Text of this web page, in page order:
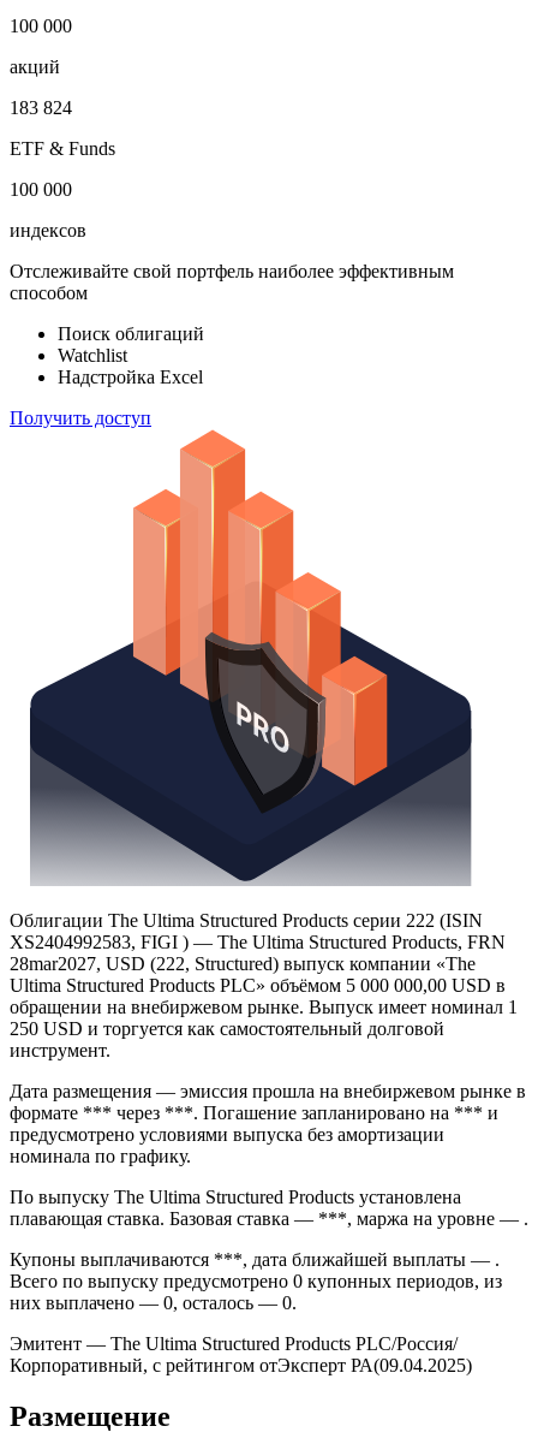
100 000
акций
183 824
ETF & Funds
100 000
индексов
Отслеживайте свой портфель наиболее эффективным
способом
Поиск облигаций
Watchlist
Надстройка Excel
Получить доступ
Облигации The Ultima Structured Products серии 222 (ISIN
XS2404992583, FIGI ) — The Ultima Structured Products, FRN
28mar2027, USD (222, Structured) выпуск компании «The
Ultima Structured Products PLC» объёмом 5 000 000,00 USD в
обращении на внебиржевом рынке. Выпуск имеет номинал 1
250 USD и торгуется как самостоятельный долговой
инструмент.
Дата размещения — эмиссия прошла на внебиржевом рынке в
формате *** через ***. Погашение запланировано на *** и
предусмотрено условиями выпуска без амортизации
номинала по графику.
По выпуску The Ultima Structured Products установлена
плавающая ставка. Базовая ставка — ***, маржа на уровне — .
Купоны выплачиваются ***, дата ближайшей выплаты — .
Всего по выпуску предусмотрено 0 купонных периодов, из
них выплачено — 0, осталось — 0.
Эмитент — The Ultima Structured Products PLC/Россия/
Корпоративный, с рейтингом отЭксперт РА(09.04.2025)
Размещение